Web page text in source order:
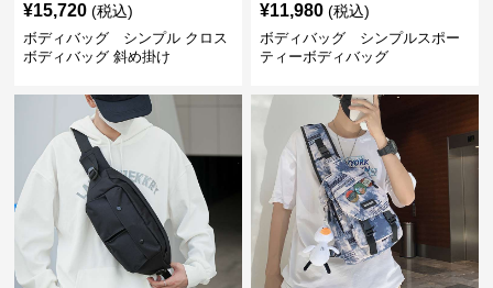
¥15,720 (税込)
ボディバッグ シンプル クロス
ボディバッグ 斜め掛け
¥11,980 (税込)
ボディバッグ シンプルスポー
ティーボディバッグ